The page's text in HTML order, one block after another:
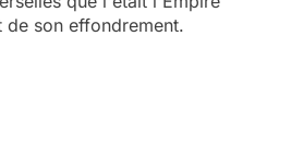
de son effondrement.